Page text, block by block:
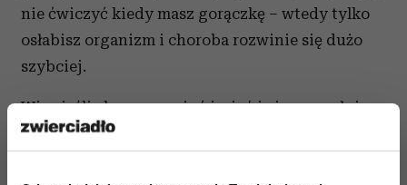
nie ćwiczyć kiedy masz gorączkę – wtedy tylko
osłabisz organizm i choroba rozwinie się dużo
szybciej.
Więc jeśli chcesz przeżyć jesień i zimę w pełni
zdrowia pędź na trening!